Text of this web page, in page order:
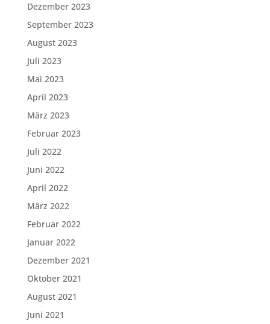
Dezember 2023
September 2023
August 2023
Juli 2023
Mai 2023
April 2023
März 2023
Februar 2023
Juli 2022
Juni 2022
April 2022
März 2022
Februar 2022
Januar 2022
Dezember 2021
Oktober 2021
August 2021
Juni 2021